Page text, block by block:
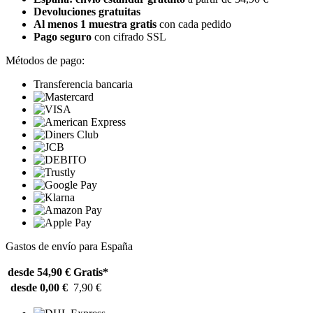
Devoluciones gratuitas
Al menos 1 muestra gratis con cada pedido
Pago seguro con cifrado SSL
Métodos de pago:
Transferencia bancaria
Gastos de envío para España
desde 54,90 € Gratis*
desde 0,00 € 7,90 €